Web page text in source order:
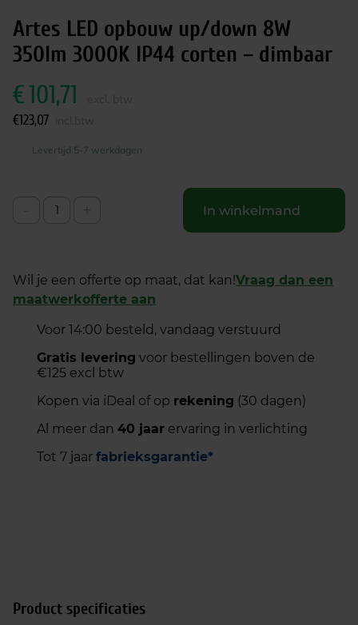
Artes LED opbouw up/down 8W
350lm 3000K IP44 corten – dimbaar
€101,71
€123,07
Levertijd 5-7 werkdagen
In winkelmand
Wil je een offerte op maat, dat kan!Vraag dan een
maatwerkofferte aan
Voor 14:00 besteld, vandaag verstuurd
Gratis levering voor bestellingen boven de
€125 excl btw
Kopen via iDeal of op rekening (30 dagen)
Al meer dan 40 jaar ervaring in verlichting
Tot 7 jaar fabrieksgarantie*
Product specificaties